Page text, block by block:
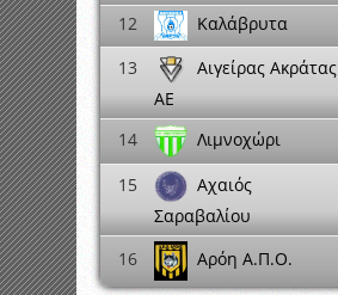
12 Καλάβρυτα
13
Αιγείρας Ακράτας
ΑΕ
14 Λιμνοχώρι
15
Αχαιός
Σαραβαλίου
16 Αρόη Α.Π.Ο.